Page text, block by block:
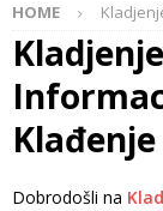
HOME
Klađenje
Dobrodošli na